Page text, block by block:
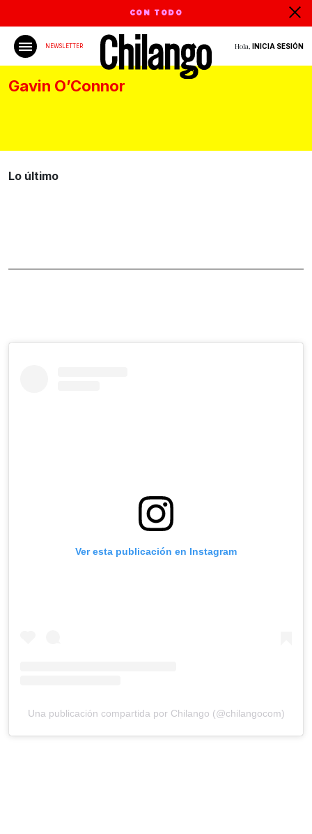
CON TODO
NEWSLETTER Hola, INICIA SESIÓN
Gavin O’Connor
Lo último
Ver esta publicación en Instagram
Una publicación compartida por Chilango (@chilangocom)